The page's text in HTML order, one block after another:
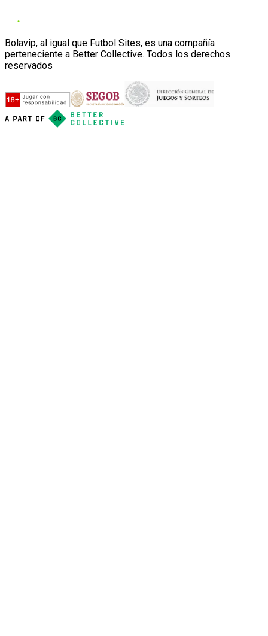
Bolavip, al igual que Futbol Sites, es una compañía
perteneciente a Better Collective. Todos los derechos
reservados